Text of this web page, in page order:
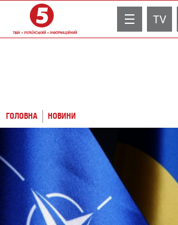
TV
ГОЛОВНА НОВИНИ